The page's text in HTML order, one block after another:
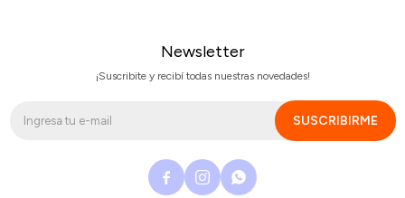
Newsletter
¡Suscribite y recibí todas nuestras novedades!
SUSCRIBIRME
  